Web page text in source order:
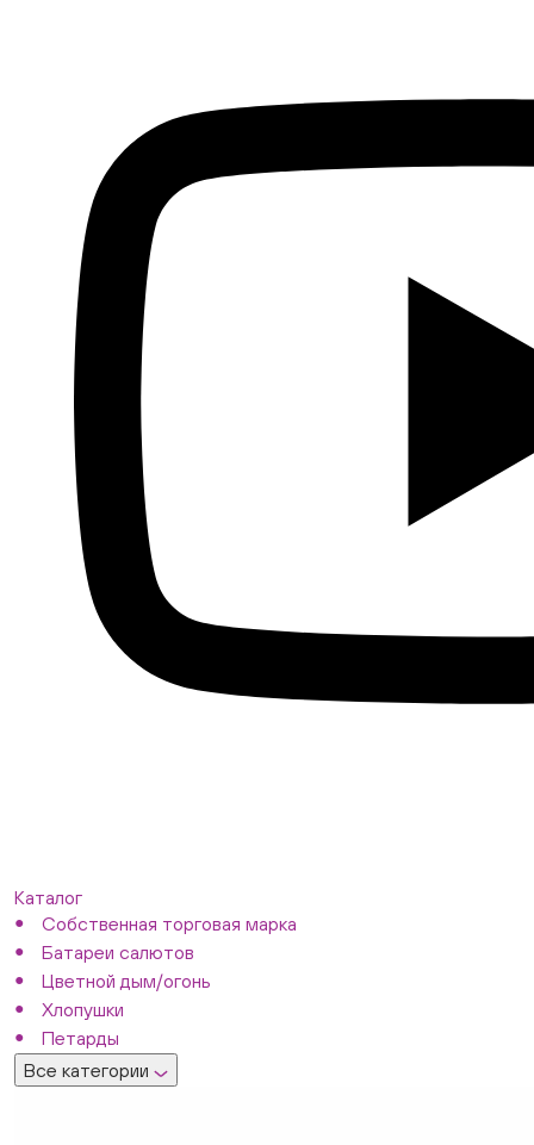
Каталог
Собственная торговая марка
Батареи салютов
Цветной дым/огонь
Хлопушки
Петарды
Все категории